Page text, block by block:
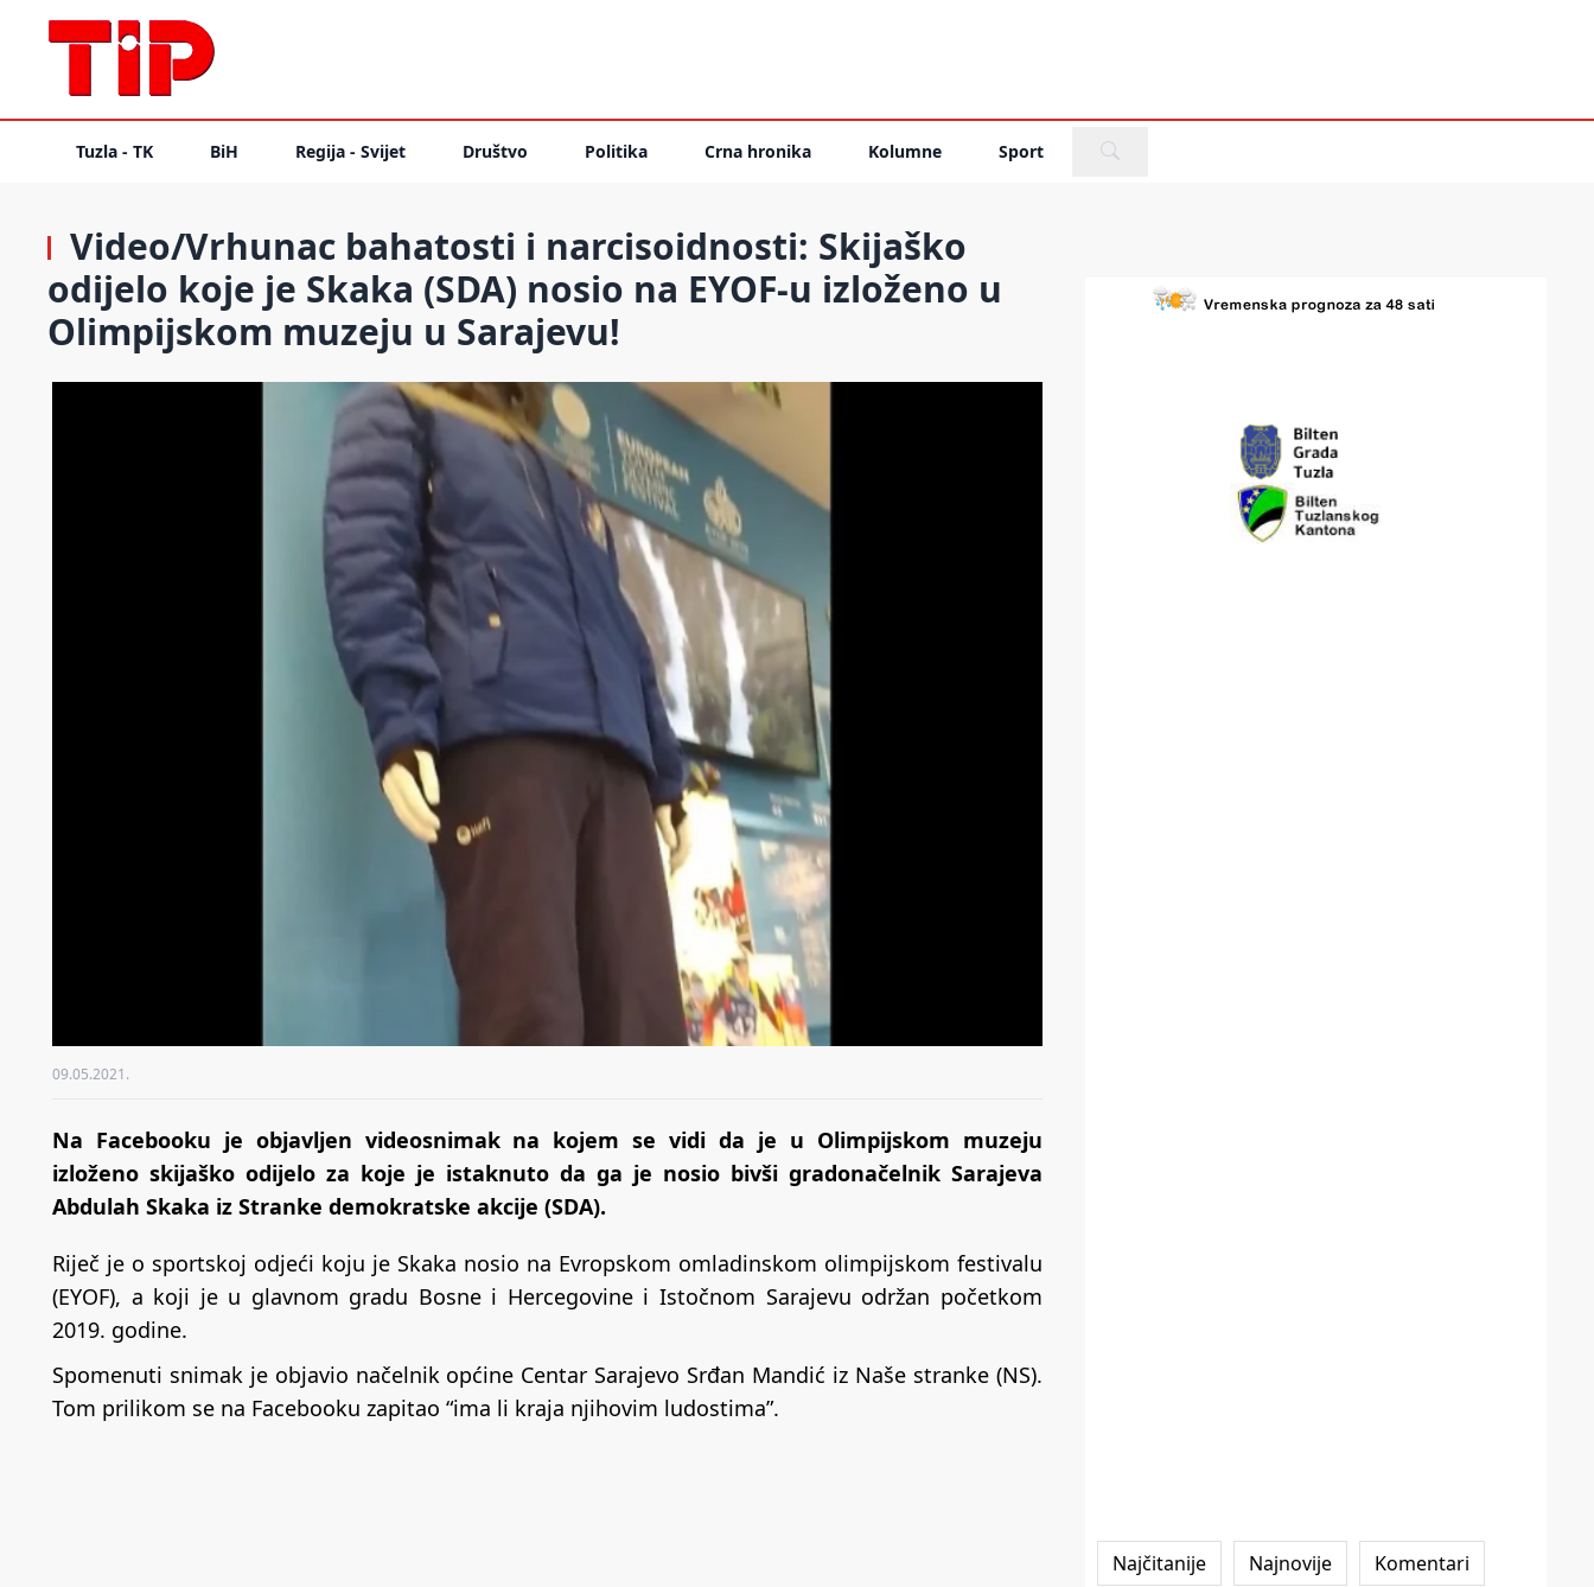
Tuzla - TK BiH Regija - Svijet Društvo Politika Crna hronika Kolumne Sport
Video/Vrhunac bahatosti i narcisoidnosti: Skijaško
odijelo koje je Skaka (SDA) nosio na EYOF-u izloženo u
Olimpijskom muzeju u Sarajevu!
09.05.2021.
Na Facebooku je objavljen videosnimak na kojem se vidi da je u Olimpijskom muzeju
izloženo skijaško odijelo za koje je istaknuto da ga je nosio bivši gradonačelnik Sarajeva
Abdulah Skaka iz Stranke demokratske akcije (SDA).
Riječ je o sportskoj odjeći koju je Skaka nosio na Evropskom omladinskom olimpijskom festivalu
(EYOF), a koji je u glavnom gradu Bosne i Hercegovine i Istočnom Sarajevu održan početkom
2019. godine.
Spomenuti snimak je objavio načelnik općine Centar Sarajevo Srđan Mandić iz Naše stranke (NS).
Tom prilikom se na Facebooku zapitao “ima li kraja njihovim ludostima”.
Najčitanije Najnovije Komentari